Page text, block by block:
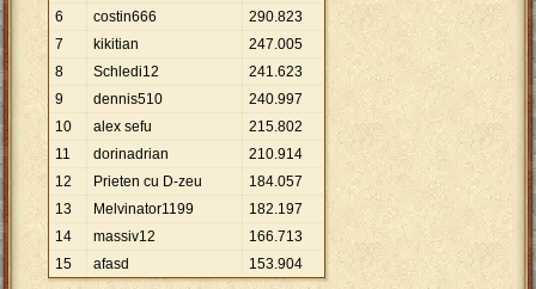
6
costin666 290.823
7
kikitian 247.005
8
Schledi12 241.623
9
dennis510 240.997
10
alex sefu 215.802
11
dorinadrian 210.914
12
Prieten cu D-zeu 184.057
13
Melvinator1199 182.197
14
massiv12 166.713
15
afasd 153.904